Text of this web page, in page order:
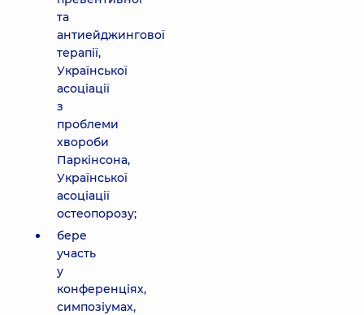
та
антиейджингової
терапії,
Української
асоціації
з
проблеми
хвороби
Паркінсона,
Української
асоціації
остеопорозу;
бере
участь
у
конференціях,
симпозіумах,